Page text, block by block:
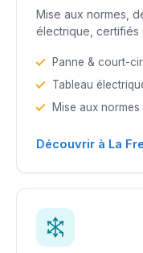
Mise aux normes,
électrique, certifiés
Panne & court-
Tableau
Mise aux normes
Découvrir à La